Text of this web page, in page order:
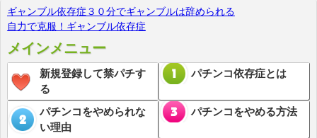
ギャンブル依存症３０分でギャンブルは辞められる
自力で克服！ギャンブル依存症
メインメニュー
新規登録して禁パチす
る
パチンコ依存症とは
パチンコをやめられな
い理由
パチンコをやめる方法